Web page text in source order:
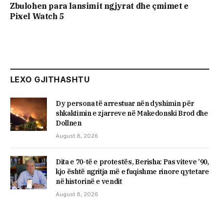
Zbulohen para lansimit ngjyrat dhe çmimet e
Pixel Watch 5
LEXO GJITHASHTU
Dy persona të arrestuar nën dyshimin për
shkaktimin e zjarreve në Makedonski Brod dhe
Dollnen
August 8, 2026
Dita e 70-të e protestës, Berisha: Pas viteve ’90,
kjo është ngritja më e fuqishme rinore qytetare
në historinë e vendit
August 8, 2026